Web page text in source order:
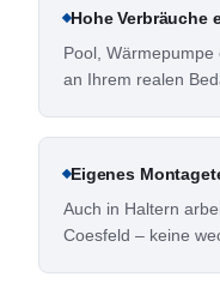
Hohe Verbräuche
Pool,
an Ihrem realen
Eigenes
Auch in Haltern
Coesfeld – keine